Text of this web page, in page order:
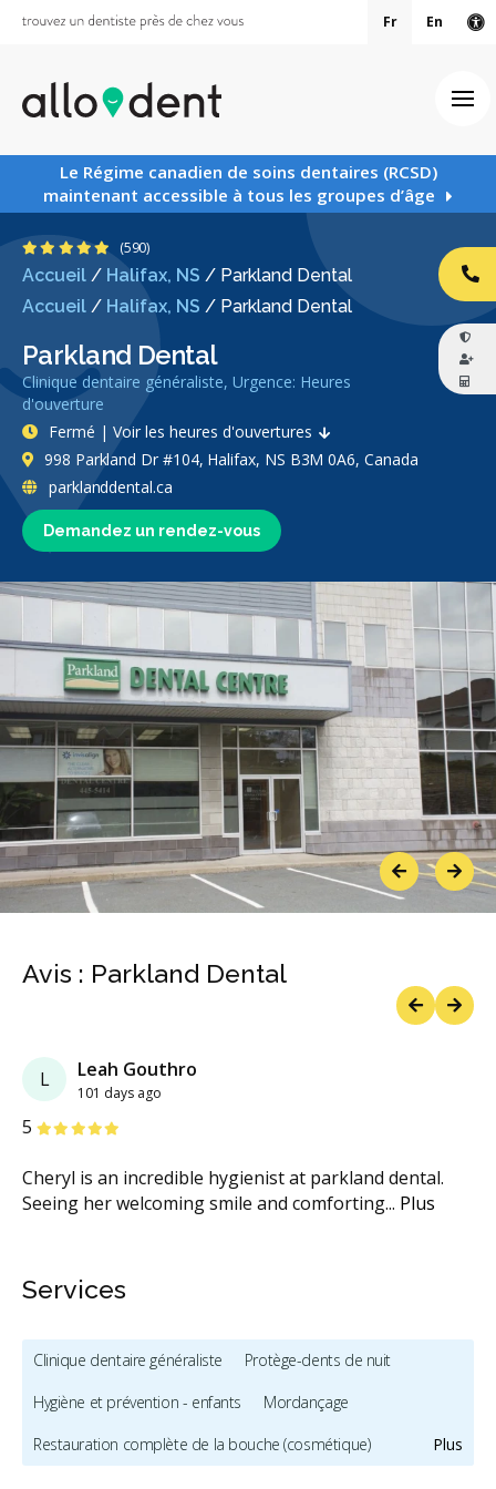
Fr En
Le Régime canadien de soins dentaires (RCSD)
maintenant accessible à tous les groupes d’âge
Accueil / Halifax, NS / Parkland Dental
Accueil / Halifax, NS / Parkland Dental
Parkland Dental
Clinique dentaire généraliste, Urgence: Heures
d'ouverture
4.9 étoiles
(590)
Demandez un rendez-vous
Fermé | Voir les heures d'ouvertures
998 Parkland Dr #104, Halifax, NS B3M 0A6, Canada
parklanddental.ca
PreviousNext
Avis : Parkland Dental
L Leah Gouthro
101 days ago
5 étoiles
Cheryl is an incredible hygienist at parkland dental.
Seeing her welcoming smile and comforting... Plus
étoiles
étoiles
étoiles
étoiles
Services
Plus
Clinique dentaire généraliste
Protège-dents de nuit
Hygiène et prévention - enfants
Mordançage
Restauration complète de la bouche (cosmétique)